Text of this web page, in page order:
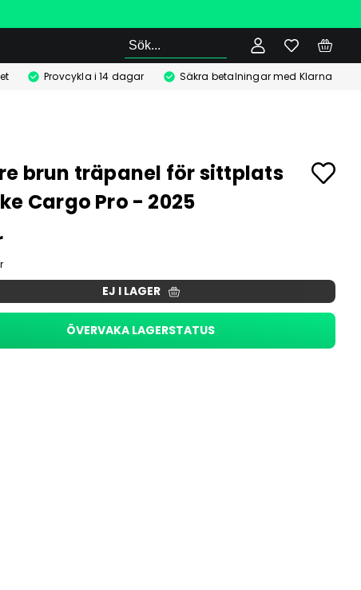
Sök
Provcykla i 14 dagar Säkra betalningar med Klarna
brun träpanel för sittplats
Cargo Pro - 2025
EJ I LAGER
ÖVERVAKA LAGERSTATUS